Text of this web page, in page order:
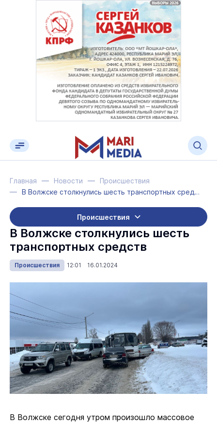
Главная Новости
Происшествия
В Волжске столкнулись шесть транспортных средств
Происшествия
В Волжске столкнулись шесть
транспортных средств
Происшествия 12:01 16.01.2024
В Волжске сегодня утром произошло массовое